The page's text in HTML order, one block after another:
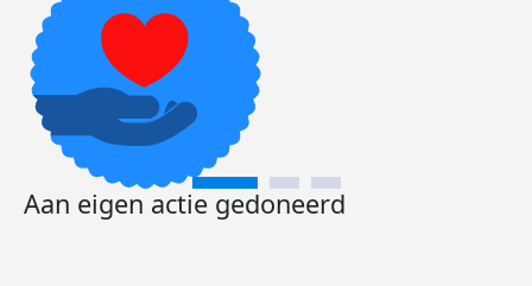
Aan eigen actie gedoneerd